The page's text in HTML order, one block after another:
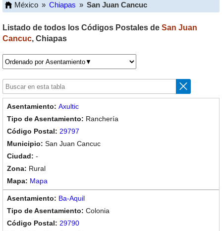
México » Chiapas » San Juan Cancuc
Listado de todos los Códigos Postales de San Juan
Cancuc, Chiapas
Axultic
Ranchería
29797
San Juan Cancuc
-
Rural
Mapa
Ba-Aquil
Colonia
29790